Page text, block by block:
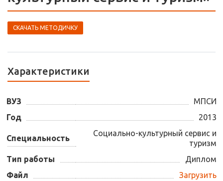
СКАЧАТЬ МЕТОДИЧКУ
Характеристики
ВУЗ
МПСИ
Год
2013
Специальность
Социально-культурный сервис и
туризм
Тип работы
Диплом
Файл
Загрузить